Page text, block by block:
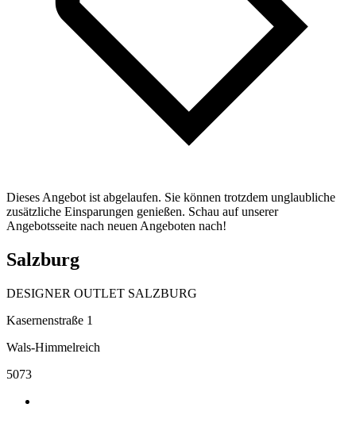
Dieses Angebot ist abgelaufen. Sie können trotzdem unglaubliche
zusätzliche Einsparungen genießen. Schau auf unserer
Angebotsseite nach neuen Angeboten nach!
Salzburg
DESIGNER OUTLET SALZBURG
Kasernenstraße 1
Wals-Himmelreich
5073